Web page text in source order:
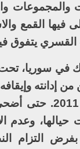
والمجموعات
فيها القمع
القسري يتفوق
في سوريا، تحت
من إدانته
في آذار
وعدم
بفرض التزام